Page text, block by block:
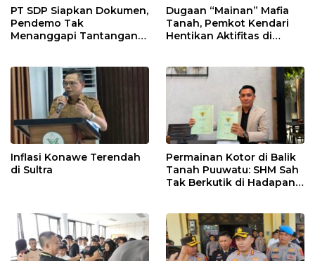
PT SDP Siapkan Dokumen,
Pendemo Tak
Menanggapi Tantangan
Dugaan “Mainan” Mafia
Tanah, Pemkot Kendari
Hentikan Aktifitas di
Inflasi Konawe Terendah
di Sultra
Permainan Kotor di Balik
Tanah Puuwatu: SHM Sah
Tak Berkutik di Hadapan